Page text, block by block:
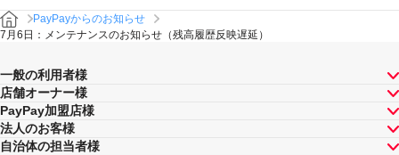
PayPayからのお知らせ
7月6日：メンテナンスのお知らせ（残高履歴反映遅延）
一般の利用者様
店舗オーナー様
PayPay加盟店様
法人のお客様
自治体の担当者様